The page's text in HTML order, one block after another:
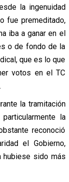
la ingenuidad
fue premeditado,
iba a ganar en el
o de fondo de la
que es lo que
votos en el TC
la tramitación
la
reconoció
el Gobierno,
hubiese sido más